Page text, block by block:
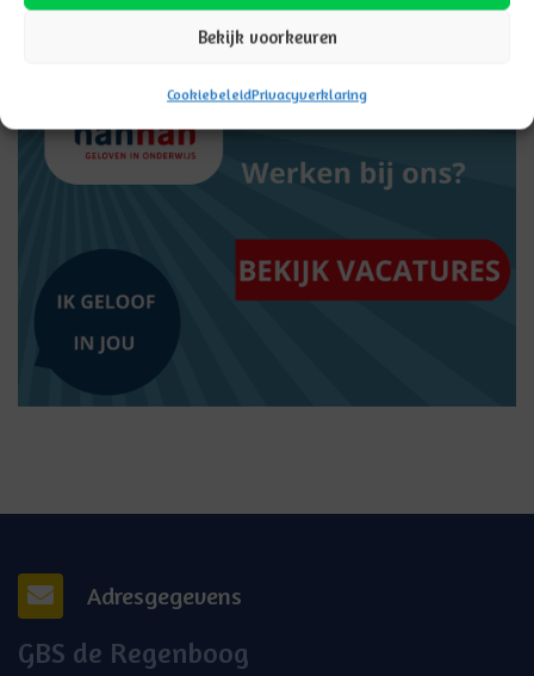
Bekijk voorkeuren
CookiebeleidPrivacyverklaring
Adresgegevens
GBS de Regenboog